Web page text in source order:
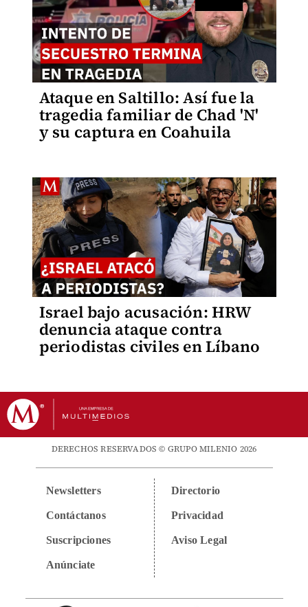
Ataque en Saltillo: Así fue la
tragedia familiar de Chad 'N'
y su captura en Coahuila
Israel bajo acusación: HRW
denuncia ataque contra
periodistas civiles en Líbano
DERECHOS RESERVADOS © GRUPO MILENIO 2026
Newsletters
Contáctanos
Suscripciones
Anúnciate
Directorio
Privacidad
Aviso Legal